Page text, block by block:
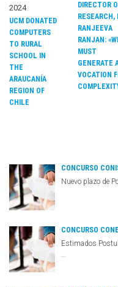
2024
UCM DONATED
COMPUTERS
TO RURAL
SCHOOL IN
THE
ARAUCANÍA
REGION OF
CHILE
DIRECTOR
RESEARCH,
RANJEEVA
RANJAN:
MUST
GENERATE
VOCATION
CONCURSO
Nuevo plazo de
CONCURSO
Estimados
…